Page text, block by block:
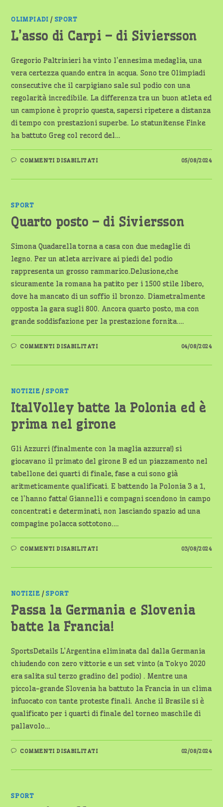
OLIMPIADI / SPORT
L’asso di Carpi – di Siviersson
Gregorio Paltrinieri ha vinto l'ennesima medaglia, una
vera certezza quando entra in acqua. Sono tre Olimpiadi
consecutive che il carpigiano sale sul podio con una
regolarità incredibile. La differenza tra un buon atleta ed
un campione è proprio questa, sapersi ripetere a distanza
di tempo con prestazioni superbe. Lo statunitense Finke
ha battuto Greg col record del…
COMMENTI DISABILITATISU
CARPI
05/08/2024
SPORT
Quarto posto – di Siviersson
Simona Quadarella torna a casa con due medaglie di
legno. Per un atleta arrivare ai piedi del podio
rappresenta un grosso rammarico.Delusione,che
sicuramente la romana ha patito per i 1500 stile libero,
dove ha mancato di un soffio il bronzo. Diametralmente
opposta la gara sugli 800. Ancora quarto posto, ma con
grande soddisfazione per la prestazione fornita.…
COMMENTI DISABILITATISU
–
04/08/2024
NOTIZIE /SPORT
ItalVolley batte la Polonia ed è
prima nel girone
Gli Azzurri (finalmente con la maglia azzurra!) si
giocavano il primato del girone B ed un piazzamento nel
tabellone dei quarti di finale, fase a cui sono già
aritmeticamente qualificati. E battendo la Polonia 3 a 1,
ce l'hanno fatta! Giannelli e compagni scendono in campo
concentrati e determinati, non lasciando spazio ad una
compagine polacca sottotono.…
COMMENTI DISABILITATISU
LA
GIRONE
03/08/2024
NOTIZIE /SPORT
Passa la Germania e Slovenia
batte la Francia!
SportsDetails L’Argentina eliminata dal dalla Germania
chiudendo con zero vittorie e un set vinto (a Tokyo 2020
era salita sul terzo gradino del podio) . Mentre una
piccola-grande Slovenia ha battuto la Francia in un clima
infuocato con tante proteste finali. Anche il Brasile si è
qualificato per i quarti di finale del torneo maschile di
pallavolo…
COMMENTI DISABILITATISU
GERMANIA
02/08/2024
SPORT